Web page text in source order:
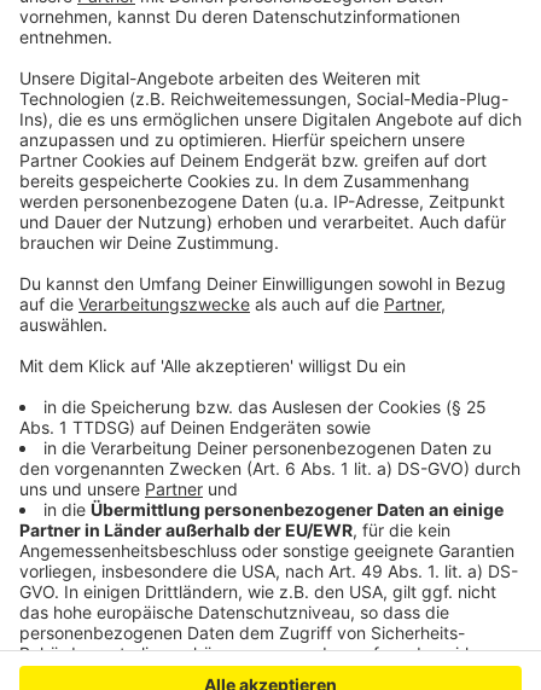
Anzeige
hinterlassen. Vom Softwareentwickler über
kaufmännische Berufe bis hin zum technischen
Sachbearbeiter oder einem Dualen Studium ist hier
alles möglich. Häufig präsentieren Studenten und
Auszubildenden des Unternehmens die einzelnen
Stationen und geben Auskunft über alles, was sie so
lernen. Wann und wo ihr an der Nacht der Technik
teilnehmen könnt, erfahrt ihr in unseren
Veranstaltungshinweisen.
Mehr Infos zu allen teilnehmenden Unternehmen
findet ihr
Anzeige
Anzeige